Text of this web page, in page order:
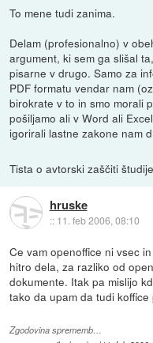
To mene tudi zanima.
Delam (profesionalno) v
argument, ki sem ga slišal
pisarne v drugo. Samo za
PDF formatu vendar nam
birokrate v to in smo morali
pošiljamo ali v Word ali
igorirali lastne zakone nam
Tista o avtorski zaščiti
hruske
:: 11. feb 2006, 08:10
Ce vam openoffice ni vsec
hitro dela, za razliko od
dokumente. Itak pa mislijo
tako da upam da tudi
Zgodovina sprememb…